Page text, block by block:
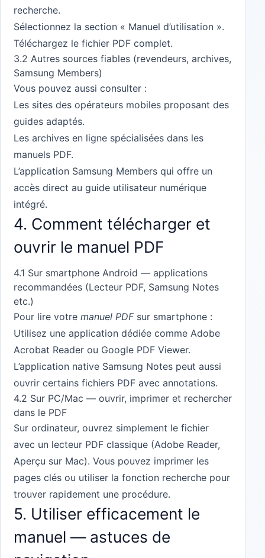
recherche.
Sélectionnez la section « Manuel d’utilisation ».
Téléchargez le fichier PDF complet.
3.2 Autres sources fiables (revendeurs, archives,
Samsung Members)
Vous pouvez aussi consulter :
Les sites des opérateurs mobiles proposant des
guides adaptés.
Les archives en ligne spécialisées dans les
manuels PDF.
L’application Samsung Members qui offre un
accès direct au guide utilisateur numérique
intégré.
4. Comment télécharger et
ouvrir le manuel PDF
4.1 Sur smartphone Android — applications
recommandées (Lecteur PDF, Samsung Notes
etc.)
Pour lire votremanuel PDFsur smartphone :
Utilisez une application dédiée comme Adobe
Acrobat Reader ou Google PDF Viewer.
L’application native Samsung Notes peut aussi
ouvrir certains fichiers PDF avec annotations.
4.2 Sur PC/Mac — ouvrir, imprimer et rechercher
dans le PDF
Sur ordinateur, ouvrez simplement le fichier
avec un lecteur PDF classique (Adobe Reader,
Aperçu sur Mac). Vous pouvez imprimer les
pages clés ou utiliser la fonction recherche pour
trouver rapidement une procédure.
5. Utiliser efficacement le
manuel — astuces de